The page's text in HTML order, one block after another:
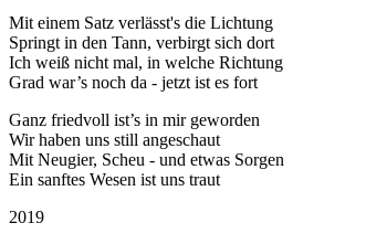
Mit einem Satz verlässt's die Lichtung
Springt in den Tann, verbirgt sich dort
Ich weiß nicht mal, in welche Richtung
Grad war’s noch da - jetzt ist es fort
Ganz friedvoll ist’s in mir geworden
Wir haben uns still angeschaut
Mit Neugier, Scheu - und etwas Sorgen
Ein sanftes Wesen ist uns traut
2019